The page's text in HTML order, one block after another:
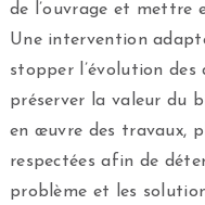
de l’ouvrage et mettre
Une intervention
stopper l’évolution des
préserver la valeur du
en œuvre des travaux,
respectées afin de
problème et les